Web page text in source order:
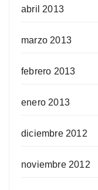
abril 2013
marzo 2013
febrero 2013
enero 2013
diciembre 2012
noviembre 2012